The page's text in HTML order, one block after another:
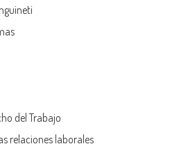
del Trabajo
relaciones laborales